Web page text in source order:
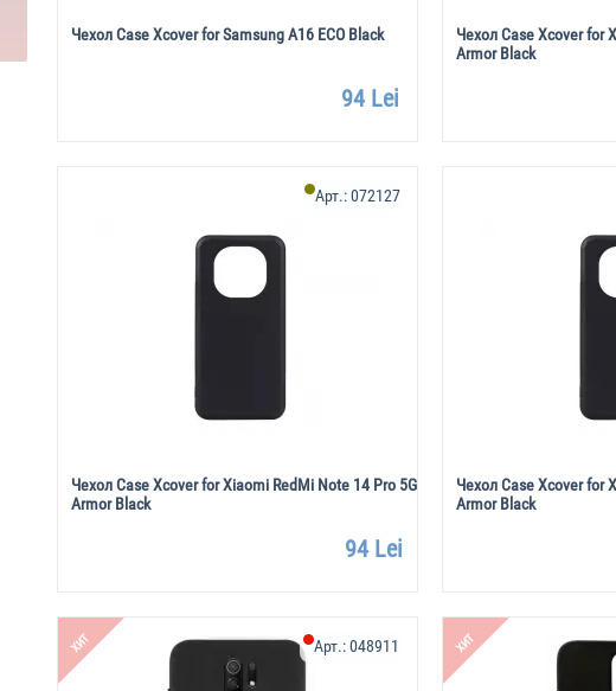
Чехол Case Xcover for Samsung A16 ECO Black
94 Lei
Чехол Case Xcover for
Armor Black
Чехол Case Xcover for Xiaomi RedMi Note 14 Pro 5G
Armor Black
Арт.:072127
94 Lei
Чехол Case Xcover for
Armor Black
ХИТ Арт.:048911 ХИТ